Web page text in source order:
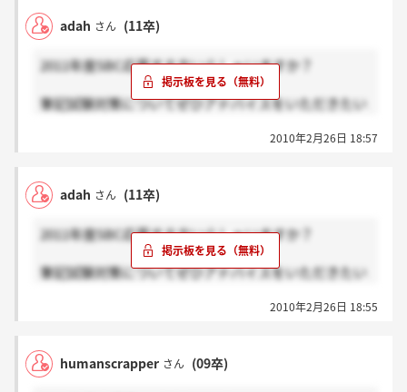
ありますか？また筆記試験対策についてぜひアドバイ
スをいただければと思います。
いきなり恐縮ですが、何卒、よろしくお願い致しま
adah さん (11卒)
2011年度SBC応募する方いらしゃいますか？
筆記試験対策についてぜひアドバイスをいただきたい
2010年2月26日 18:57
adah さん (11卒)
2011年度SBC応募する方いらしゃいますか？
筆記試験対策についてぜひアドバイスをいただきたい
2010年2月26日 18:55
humanscrapper さん (09卒)